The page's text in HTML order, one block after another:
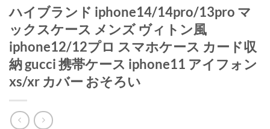
ハイブランド iphone14/14pro/13pro マ
ックスケース メンズ ヴィトン風
iphone12/12プロ スマホケース カード収
納 gucci 携帯ケース iphone11 アイフォン
xs/xr カバー おそろい